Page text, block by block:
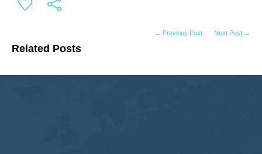
Related Posts
← Previous Post Next Post →